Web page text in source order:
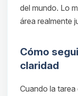
del mundo. Lo
área realmente
Cómo
claridad
Cuando la